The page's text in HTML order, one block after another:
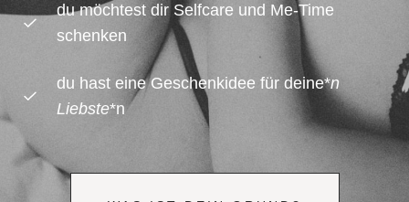
du möchtest dir Selfcare und Me-Time
schenken
du hast eine Geschenkidee für deine*n
Liebste*n